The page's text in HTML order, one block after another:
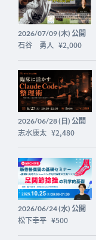
2026/07/09 (木) 公開
石谷 勇人 ¥2,000
2026/06/28 (日) 公開
志水康太 ¥2,480
2026/06/24 (水) 公開
松下幸平 ¥500